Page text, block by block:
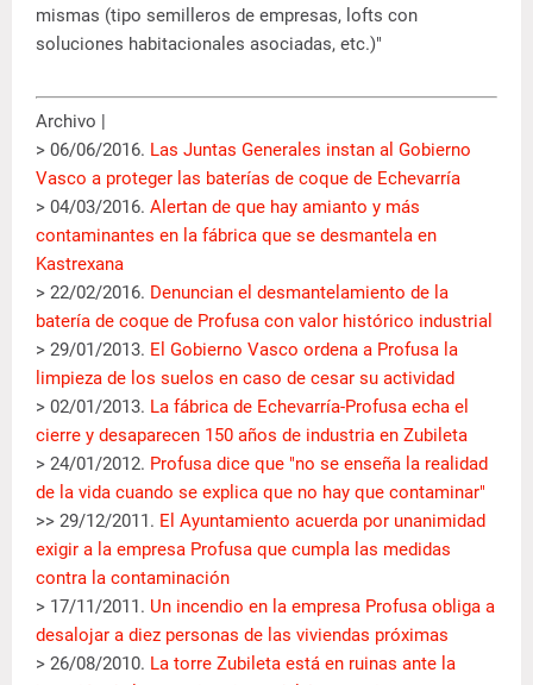
mismas (tipo semilleros de empresas, lofts con
soluciones habitacionales asociadas, etc.)"
Archivo |
> 06/06/2016. Las Juntas Generales instan al Gobierno
Vasco a proteger las baterías de coque de Echevarría
> 04/03/2016. Alertan de que hay amianto y más
contaminantes en la fábrica que se desmantela en
Kastrexana
> 22/02/2016. Denuncian el desmantelamiento de la
batería de coque de Profusa con valor histórico industrial
> 29/01/2013. El Gobierno Vasco ordena a Profusa la
limpieza de los suelos en caso de cesar su actividad
> 02/01/2013. La fábrica de Echevarría-Profusa echa el
cierre y desaparecen 150 años de industria en Zubileta
> 24/01/2012. Profusa dice que "no se enseña la realidad
de la vida cuando se explica que no hay que contaminar"
>> 29/12/2011. El Ayuntamiento acuerda por unanimidad
exigir a la empresa Profusa que cumpla las medidas
contra la contaminación
> 17/11/2011. Un incendio en la empresa Profusa obliga a
desalojar a diez personas de las viviendas próximas
> 26/08/2010. La torre Zubileta está en ruinas ante la